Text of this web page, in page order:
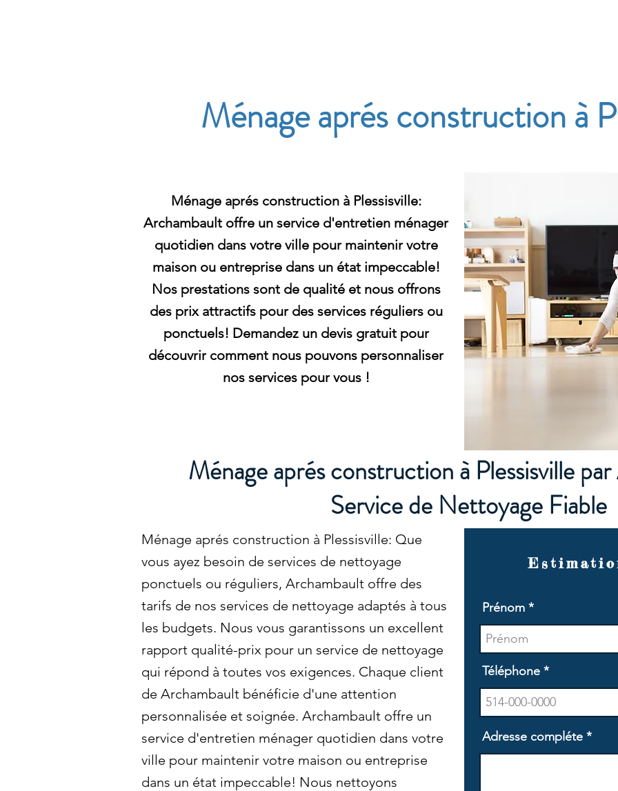
Ménage aprés construction à
Ménage aprés construction à Plessisville:
Archambault offre un service d'entretien ménager
quotidien dans votre ville pour maintenir votre
maison ou entreprise dans un état impeccable!
Nos prestations sont de qualité et nous offrons
des prix attractifs pour des services réguliers ou
ponctuels! Demandez un devis gratuit pour
découvrir comment nous pouvons personnaliser
nos services pour vous !
Ménage aprés construction à Plessisville
Service de Nettoyage Fiable
Ménage aprés construction à Plessisville: Que
vous ayez besoin de services de nettoyage
ponctuels ou réguliers, Archambault offre des
tarifs de nos services de nettoyage adaptés à tous
les budgets. Nous vous garantissons un excellent
rapport qualité-prix pour un service de nettoyage
qui répond à toutes vos exigences. Chaque client
de Archambault bénéficie d'une attention
personnalisée et soignée. Archambault offre un
service d'entretien ménager quotidien dans votre
ville pour maintenir votre maison ou entreprise
dans un état impeccable! Nous nettoyons
Prénom
Téléphone
Adresse compléte